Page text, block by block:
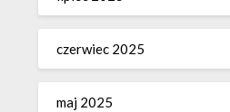
czerwiec 2025
maj 2025